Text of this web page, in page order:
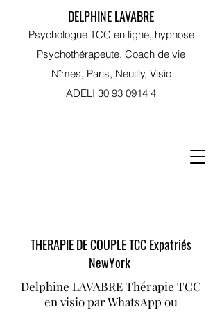
Psychologue TCC en ligne, hypnose
Psychothérapeute, Coach de vie
Nîmes, Paris, Neuilly, Visio
ADELI 30 93 0914 4
DELPHINE LAVABRE
THERAPIE DE COUPLE TCC Expatriés
NewYork
Delphine LAVABRE Thérapie TCC
en visio par WhatsApp ou